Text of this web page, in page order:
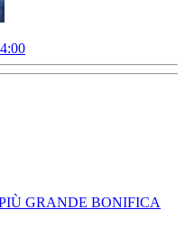
GRANDE BONIFICA